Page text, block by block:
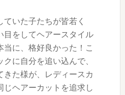
いた子たちが皆若く
目をしてヘアースタイル
当に、格好良かった！こ
に自分を追い込んで、
きた様が、レディースカ
じヘアーカットを追求し